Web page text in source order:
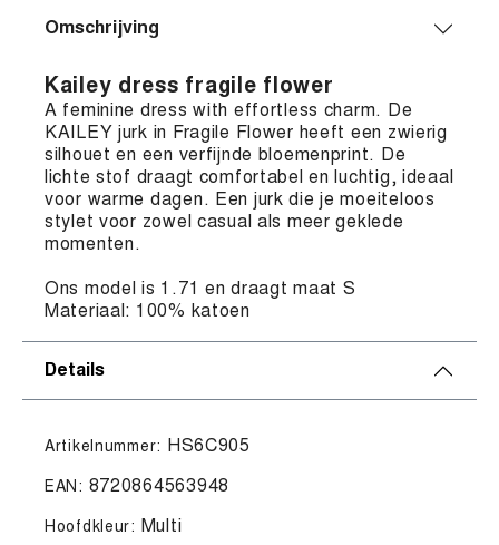
Omschrijving
Kailey dress fragile flower
A feminine dress with effortless charm. De
KAILEY jurk in Fragile Flower heeft een zwierig
silhouet en een verfijnde bloemenprint. De
lichte stof draagt comfortabel en luchtig, ideaal
voor warme dagen. Een jurk die je moeiteloos
stylet voor zowel casual als meer geklede
momenten.
Ons model is 1.71 en draagt maat S
Materiaal: 100% katoen
Details
Artikelnummer: HS6C905
EAN: 8720864563948
Hoofdkleur: Multi